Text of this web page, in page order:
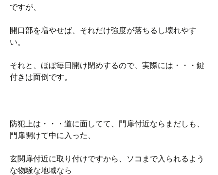
ですが、
開口部を増やせば、それだけ強度が落ちるし壊れやす
い。
それと、ほぼ毎日開け閉めするので、実際には・・・鍵
付きは面倒です。
防犯上は・・・道に面してて、門扉付近ならまだしも、
門扉開けて中に入った、
玄関扉付近に取り付けですから、ソコまで入られるよう
な物騒な地域なら